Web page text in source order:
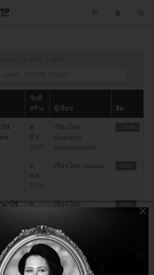
วันที่
สร้าง
ผู้เขียน ฮิต
ศ
มิ.ย.
2555
เขียนโดย
phanupon
phasuchaisakul
23046
จ
พ.ค.
2554
เขียนโดย chamaw 5386
มาใช้
ศ
2555
เขียนโดย
6944
27 28 29 30 31
×